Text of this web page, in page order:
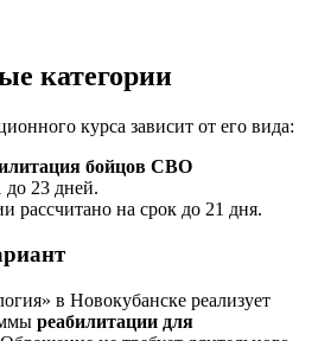
категории
курса зависит от его вида:
бойцов СВО
до 23 дней.
рассчитано на срок до 21 дня.
в Новокубанске реализует
реабилитации для